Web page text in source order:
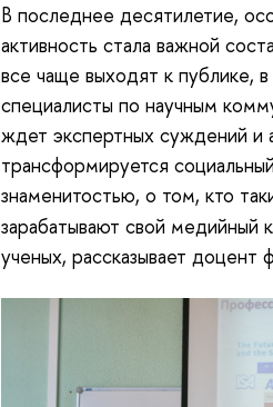
В последнее десятилетие,
активность стала важной
все чаще выходят к публике,
специалисты по научным
ждет экспертных суждений и
трансформируется
знаменитостью, о том, кто
зарабатывают свой медийный
ученых, рассказывает доцент